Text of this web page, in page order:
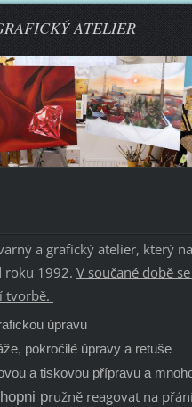
ATELIER
a grafický atelier, který
roku 1992. V součané době
tvorbě.
úpravu
pokročilé úpravy a retuše
a tiskovou přípravu a
pružně reagovat na